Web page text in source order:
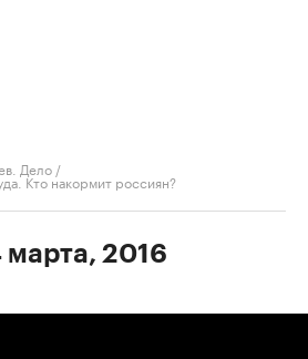
Дело /
Кто накормит россиян?
марта, 2016